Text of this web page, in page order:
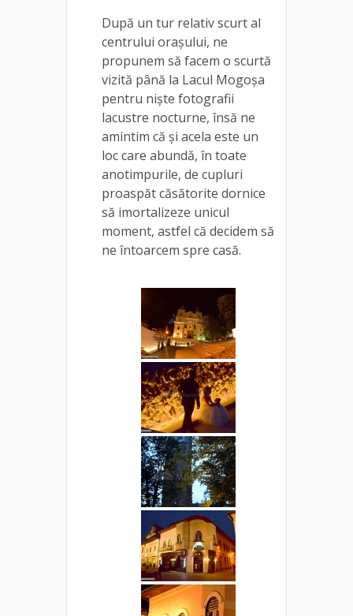
După un tur relativ scurt al
centrului orașului, ne
propunem să facem o scurtă
vizită până la Lacul Mogoșa
pentru niște fotografii
lacustre nocturne, însă ne
amintim că și acela este un
loc care abundă, în toate
anotimpurile, de cupluri
proaspăt căsătorite dornice
să imortalizeze unicul
moment, astfel că decidem să
ne întoarcem spre casă.